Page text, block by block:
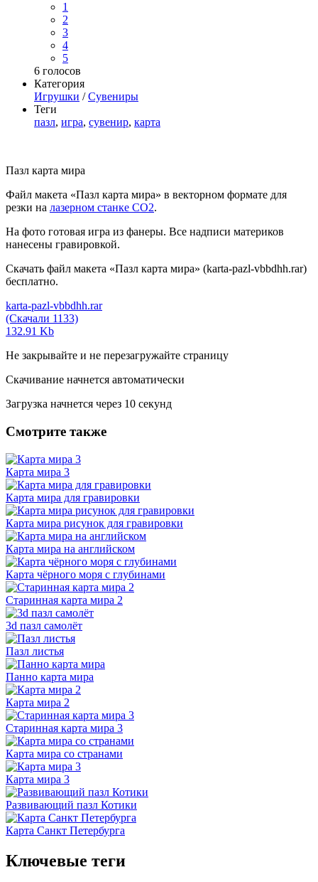
1
2
3
4
5
6 голосов
Категория
Игрушки /Сувениры
Теги
пазл, игра, сувенир, карта
Пазл карта мира
Файл макета «Пазл карта мира» в векторном формате для
резки на лазерном станке СО2.
На фото готовая игра из фанеры. Все надписи материков
нанесены гравировкой.
Скачать файл макета «Пазл карта мира» (karta-pazl-vbbdhh.rar)
бесплатно.
karta-pazl-vbbdhh.rar
(Скачали 1133)
132.91 Kb
Не закрывайте и не перезагружайте страницу
Скачивание начнется автоматически
Загрузка начнется через 10 секунд
Смотрите также
Карта мира 3
Карта мира для гравировки
Карта мира рисунок для гравировки
Карта мира на английском
Карта чёрного моря с глубинами
Старинная карта мира 2
3d пазл самолёт
Пазл листья
Панно карта мира
Карта мира 2
Старинная карта мира 3
Карта мира со странами
Карта мира 3
Развивающий пазл Котики
Карта Санкт Петербурга
Ключевые теги